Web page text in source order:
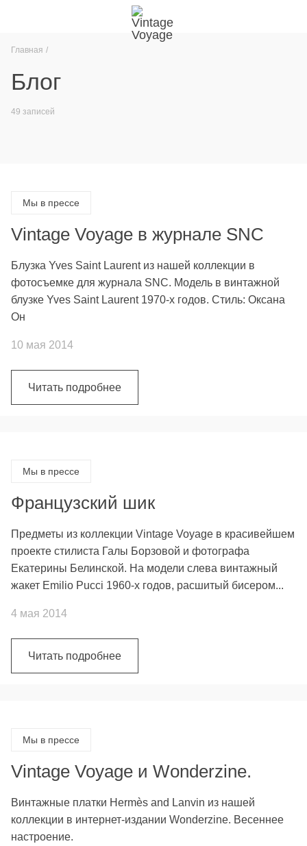
Главная
Блог
49 записей
Мы в прессе
Vintage Voyage в журнале SNC
Блузка Yves Saint Laurent из нашей коллекции в
фотосъемке для журнала SNC. Модель в винтажной
блузке Yves Saint Laurent 1970-х годов. Стиль: Оксана
Он
10 мая 2014
Читать подробнее
Мы в прессе
Французский шик
Предметы из коллекции Vintage Voyage в красивейшем
проекте стилиста Галы Борзовой и фотографа
Екатерины Белинской. На модели слева винтажный
жакет Emilio Pucci 1960-х годов, расшитый бисером...
4 мая 2014
Читать подробнее
Мы в прессе
Vintage Voyage и Wonderzine.
Винтажные платки Hermès and Lanvin из нашей
коллекции в интернет-издании Wonderzine. Весеннее
настроение.